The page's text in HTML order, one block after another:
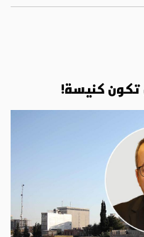
تكون كنيسة!